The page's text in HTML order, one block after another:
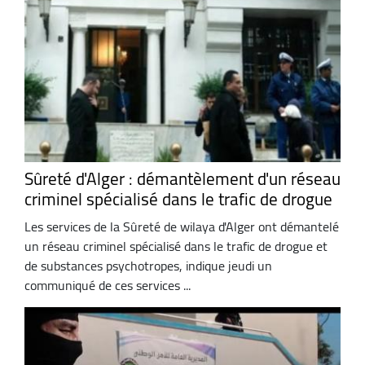
Sûreté d'Alger : démantèlement d'un réseau
criminel spécialisé dans le trafic de drogue
Les services de la Sûreté de wilaya d'Alger ont démantelé
un réseau criminel spécialisé dans le trafic de drogue et
de substances psychotropes, indique jeudi un
communiqué de ces services ...